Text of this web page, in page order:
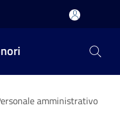
amministrativo